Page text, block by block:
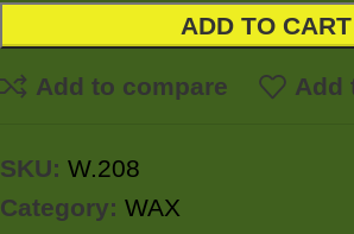
ADD TO CART
Add to compare Add
SKU: W.208
Category: WAX